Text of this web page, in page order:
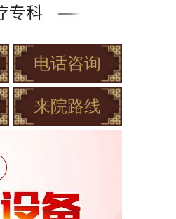
电话咨询
来院路线